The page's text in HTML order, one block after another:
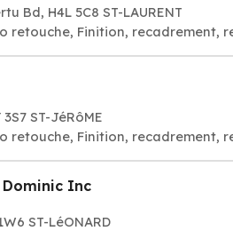
Bd, H4L 5C8 ST-LAURENT
retouche, Finition, recadrement,
ST-JéRôME
retouche, Finition, recadrement,
Inc
ST-LéONARD